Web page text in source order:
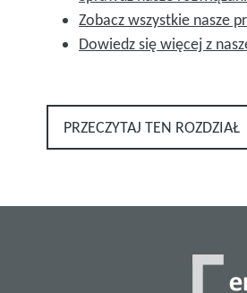
Zobacz wszystkie nasze
Dowiedz się więcej z
PRZECZYTAJ TEN ROZDZIAŁ